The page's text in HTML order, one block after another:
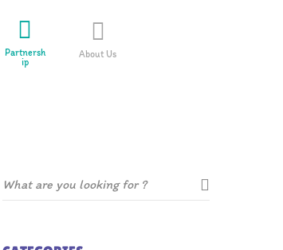
Partnersh
ip
About Us